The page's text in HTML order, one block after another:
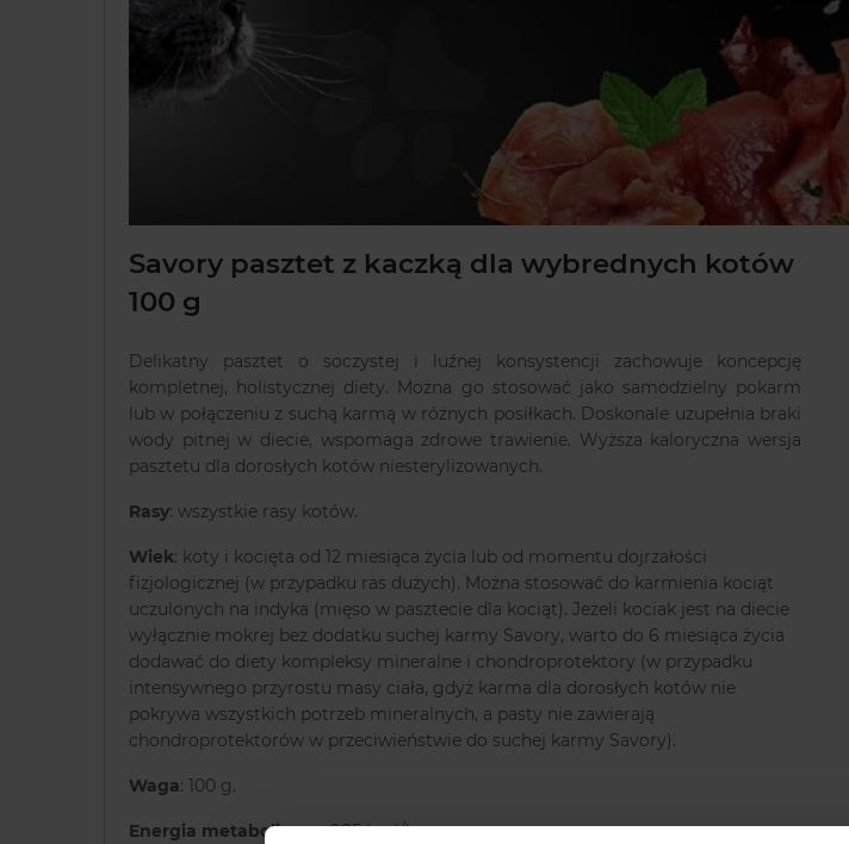
Savory pasztet z kaczką dla wybrednych kotów
100 g
Delikatny pasztet o soczystej i luźnej konsystencji zachowuje koncepcję
kompletnej, holistycznej diety. Można go stosować jako samodzielny pokarm
lub w połączeniu z suchą karmą w różnych posiłkach. Doskonale uzupełnia braki
wody pitnej w diecie, wspomaga zdrowe trawienie. Wyższa kaloryczna wersja
pasztetu dla dorosłych kotów niesterylizowanych.
Rasy: wszystkie rasy kotów.
Wiek: koty i kocięta od 12 miesiąca życia lub od momentu dojrzałości
fizjologicznej (w przypadku ras dużych). Można stosować do karmienia kociąt
uczulonych na indyka (mięso w pasztecie dla kociąt). Jeżeli kociak jest na diecie
wyłącznie mokrej bez dodatku suchej karmy Savory, warto do 6 miesiąca życia
dodawać do diety kompleksy mineralne i chondroprotektory (w przypadku
intensywnego przyrostu masy ciała, gdyż karma dla dorosłych kotów nie
pokrywa wszystkich potrzeb mineralnych, a pasty nie zawierają
chondroprotektorów w przeciwieństwie do suchej karmy Savory).
Waga: 100 g.
Energia metaboliczna: 985 kcal/kg